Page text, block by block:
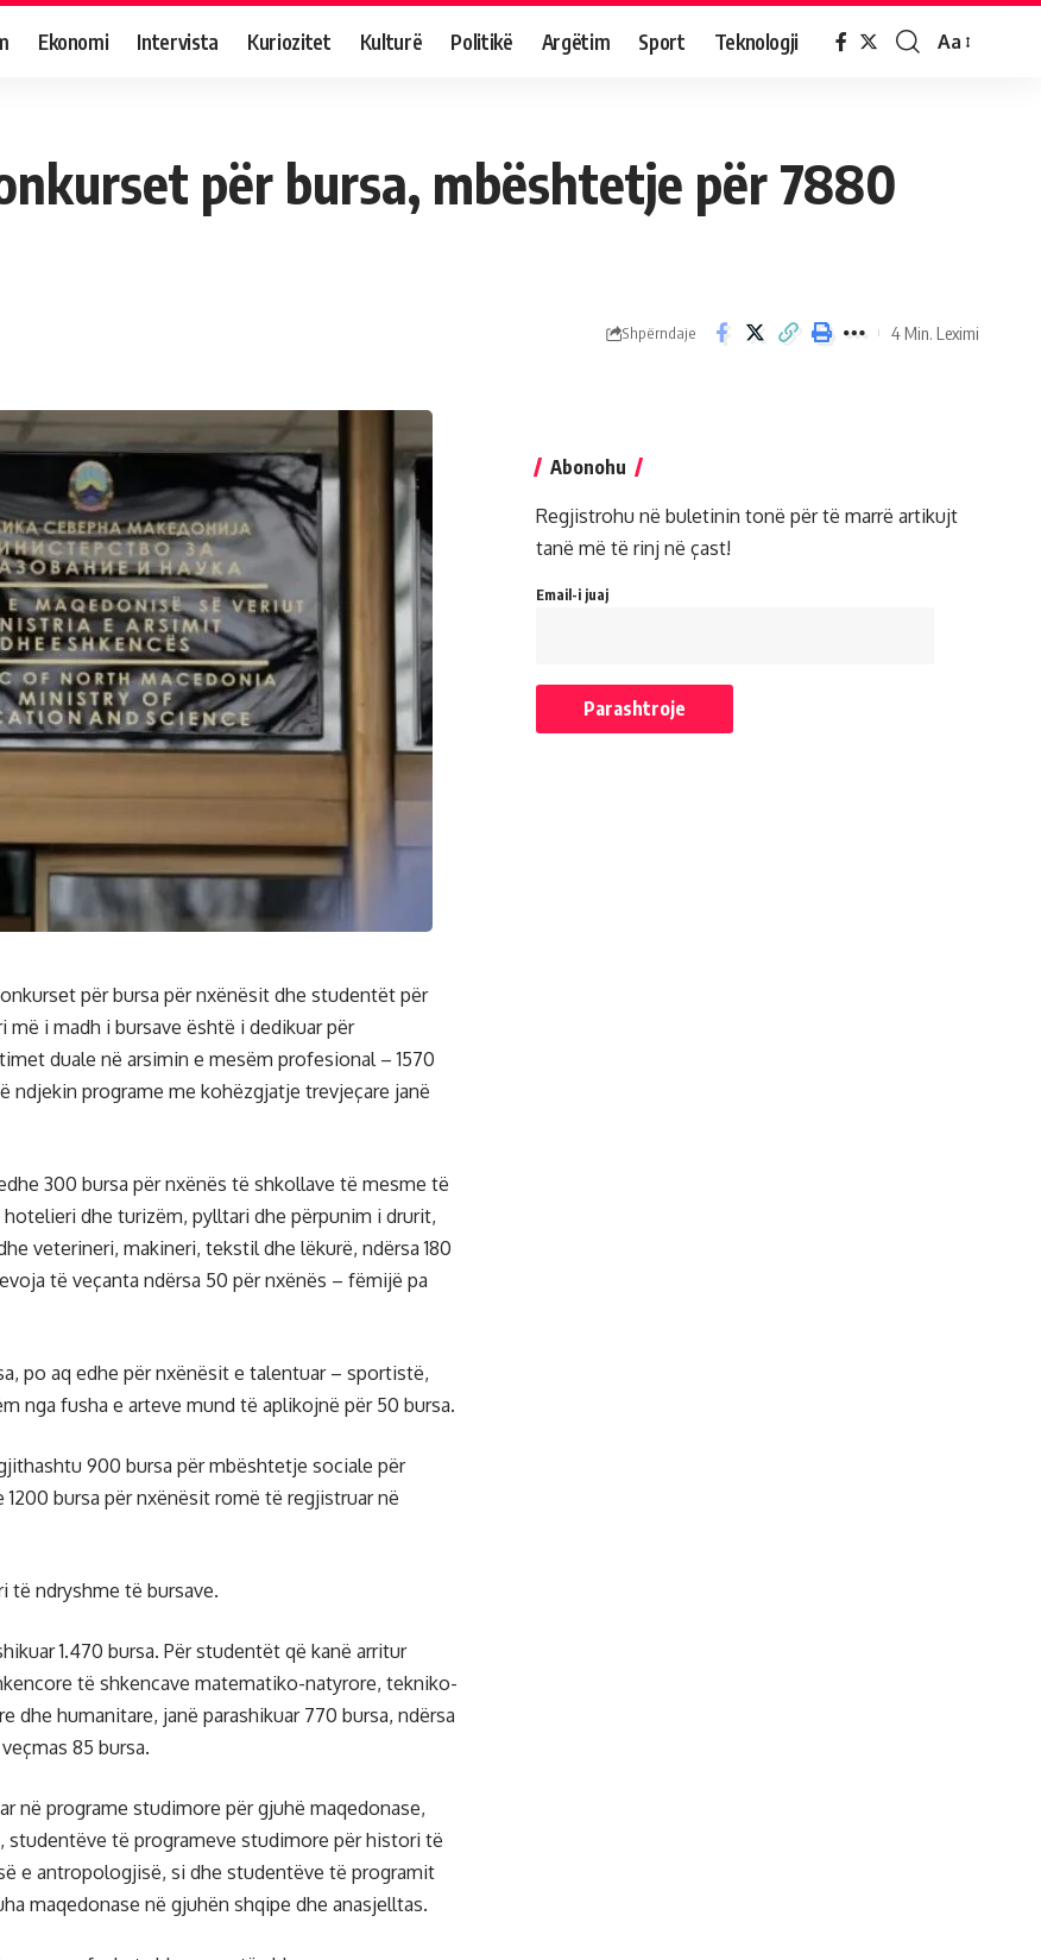
Ekonomi Intervista Kuriozitet Kulturë Politikë Argëtim Sport Teknologji Aa
për bursa, mbështetje për 7880
Shpërndaje 4 Min. Leximi
për bursa për nxënësit dhe studentët për
i madh i bursave është i dedikuar për
duale në arsimin e mesëm profesional – 1570
ndjekin programe me kohëzgjatje trevjeçare janë
300 bursa për nxënës të shkollave të mesme të
dhe turizëm, pylltari dhe përpunim i drurit,
veterineri, makineri, tekstil dhe lëkurë, ndërsa 180
të veçanta ndërsa 50 për nxënës – fëmijë pa
po aq edhe për nxënësit e talentuar – sportistë,
nga fusha e arteve mund të aplikojnë për 50 bursa.
900 bursa për mbështetje sociale për
bursa për nxënësit romë të regjistruar në
të ndryshme të bursave.
1.470 bursa. Për studentët që kanë arritur
të shkencave matematiko-natyrore, tekniko-
humanitare, janë parashikuar 770 bursa, ndërsa
85 bursa.
në programe studimore për gjuhë maqedonase,
të programeve studimore për histori të
e antropologjisë, si dhe studentëve të programit
maqedonase në gjuhën shqipe dhe anasjelltas.
Abonohu
Regjistrohu në buletinin tonë për të marrë artikujt
tanë më të rinj në çast!
Email-i juaj